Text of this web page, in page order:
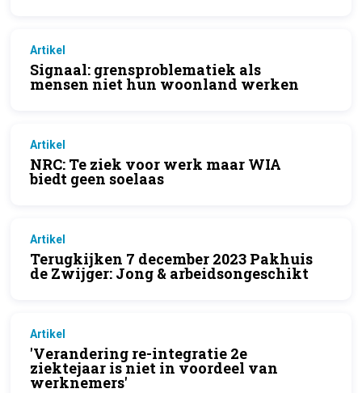
Artikel
Signaal: grensproblematiek als
mensen niet hun woonland werken
Artikel
NRC: Te ziek voor werk maar WIA
biedt geen soelaas
Artikel
Terugkijken 7 december 2023 Pakhuis
de Zwijger: Jong & arbeidsongeschikt
Artikel
'Verandering re-integratie 2e
ziektejaar is niet in voordeel van
werknemers'